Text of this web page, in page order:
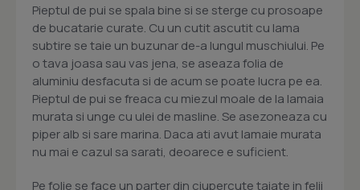
Pieptul de pui se spala bine si se sterge cu prosoape
de bucatarie curate. Cu un cutit ascutit cu lama
subtire se taie un buzunar de-a lungul muschiului. Pe
o tava joasa sau vas jena, se aseaza folia de
aluminiu desfacuta si de acum se poate lucra pe ea.
Pieptul de pui se freaca cu miezul moale de la lamaia
murata si unge cu ulei de masline. Se asezoneaza cu
piper alb si sare marina. Daca ati avut lamaie murata
nu mai e cazul sa sarati, deoarece e suficient.
Pe folie se face un parter din ciupercute taiate in felii